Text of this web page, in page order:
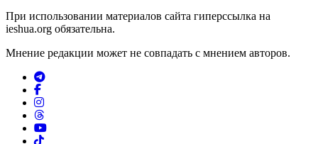
При использовании материалов сайта гиперссылка на
ieshua.org обязательна.
Мнение редакции может не совпадать с мнением авторов.